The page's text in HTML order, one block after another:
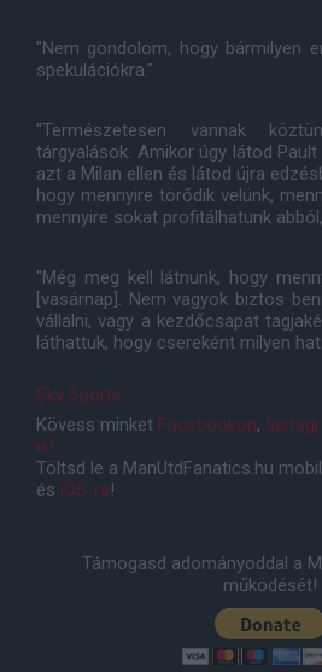
"Nem gondolom, hogy bármilyen
spekulációkra."
"Természetesen vannak
tárgyalások. Amikor úgy látod
azt a Milan ellen és látod újra
hogy mennyire törődik velünk,
mennyire sokat profitálhatunk
"Még meg kell látnunk, hogy
[vasárnap]. Nem vagyok biztos
vállalni, vagy a kezdőcsapat
láthattuk, hogy csereként milyen
Sky Sports
Kövess minket Facebookon,
is!
Töltsd le a ManUtdFanatics.hu
és iOS-re!
Támogasd adományoddal a
működését!